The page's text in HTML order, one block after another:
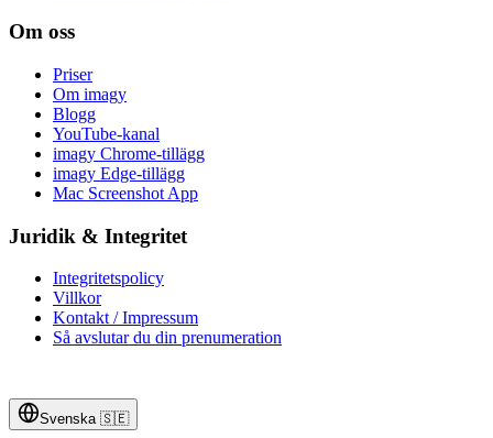
Om oss
Priser
Om imagy
Blogg
YouTube-kanal
imagy Chrome-tillägg
imagy Edge-tillägg
Mac Screenshot App
Juridik & Integritet
Integritetspolicy
Villkor
Kontakt / Impressum
Så avslutar du din prenumeration
Svenska 🇸🇪